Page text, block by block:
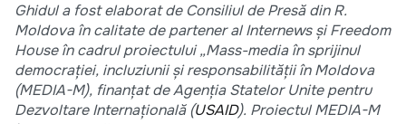
Ghidul a fost elaborat de Consiliul de Presă din R.
Moldova în calitate de partener al Internews și Freedom
House în cadrul proiectului „Mass-media în sprijinul
democraţiei, incluziunii și responsabilităţii în Moldova
(MEDIA-M), finanţat de Agenţia Statelor Unite pentru
Dezvoltare Internaţională (USAID). Proiectul MEDIA-M